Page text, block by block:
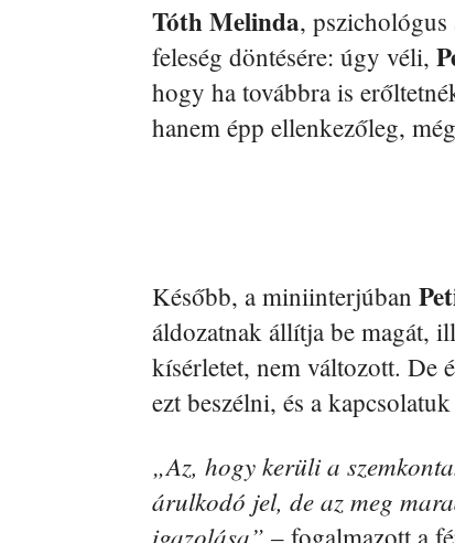
Tóth Melinda, pszichológus
feleség döntésére: úgy véli,
hogy ha továbbra is
hanem épp ellenkezőleg,
Később, a miniinterjúban
áldozatnak állítja be magát,
kísérletet, nem változott. De
ezt beszélni, és a
„Az, hogy kerüli a
árulkodó jel, de az meg
igazolása” – fogalmazott a